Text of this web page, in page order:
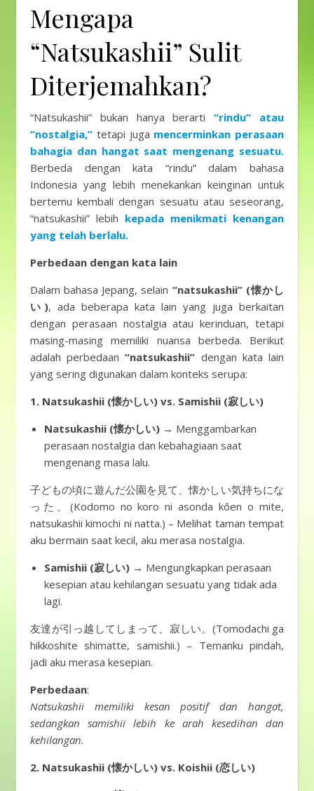
Mengapa
“Natsukashii” Sulit
Diterjemahkan?
“Natsukashii” bukan hanya berarti
“rindu” atau
“nostalgia,” tetapi juga mencerminkan perasaan
bahagia dan hangat saat mengenang sesuatu.
Berbeda dengan kata “rindu” dalam bahasa
Indonesia yang lebih menekankan keinginan untuk
bertemu kembali dengan sesuatu atau seseorang,
“natsukashii” lebih kepada menikmati kenangan
yang telah berlalu.
Perbedaan dengan kata lain
Dalam bahasa Jepang, selain “natsukashii” (懐かし
い), ada beberapa kata lain yang juga berkaitan
dengan perasaan nostalgia atau kerinduan, tetapi
masing-masing memiliki nuansa berbeda. Berikut
adalah perbedaan“natsukashii” dengan kata lain
yang sering digunakan dalam konteks serupa:
1. Natsukashii (懐かしい) vs. Samishii (寂しい)
Natsukashii (懐かしい) → Menggambarkan
perasaan nostalgia dan kebahagiaan saat
mengenang masa lalu.
子どもの頃に遊んだ公園を見て、懐かしい気持ちにな
った。(Kodomo no koro ni asonda kōen o mite,
natsukashii kimochi ni natta.) – Melihat taman tempat
aku bermain saat kecil, aku merasa nostalgia.
Samishii (寂しい) → Mengungkapkan perasaan
kesepian atau kehilangan sesuatu yang tidak ada
lagi.
友達が引っ越してしまって、寂しい。(Tomodachi ga
hikkoshite shimatte, samishii.) – Temanku pindah,
jadi aku merasa kesepian.
Perbedaan:
Natsukashii memiliki kesan positif dan hangat,
sedangkan samishii lebih ke arah kesedihan dan
kehilangan.
2. Natsukashii (懐かしい) vs. Koishii (恋しい)